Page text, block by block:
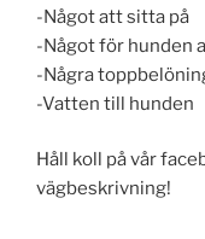
-Något att sitta på
-Något för hunden
-Några
-Vatten till hunden
Håll koll på vår
vägbeskrivning!